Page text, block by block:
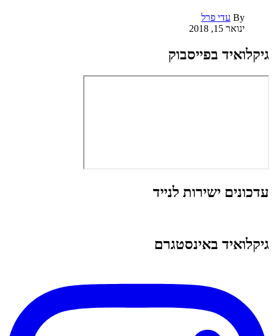
By עדי פרל
ינואר 15, 2018
גיקלואיד בפייסבוק
עדכונים ישירות לנייד
גיקלואיד באינסטגרם